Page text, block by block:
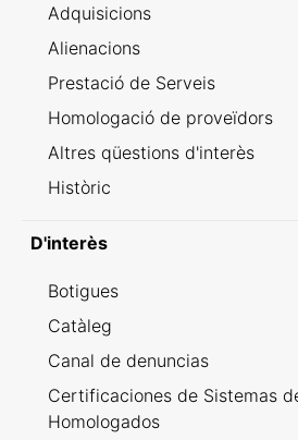
Adquisicions
Alienacions
Prestació de Serveis
Homologació de proveïdors
Altres qüestions d'interès
Històric
D'interès
Botigues
Catàleg
Canal de denuncias
Certificaciones de Sistemas
Homologados